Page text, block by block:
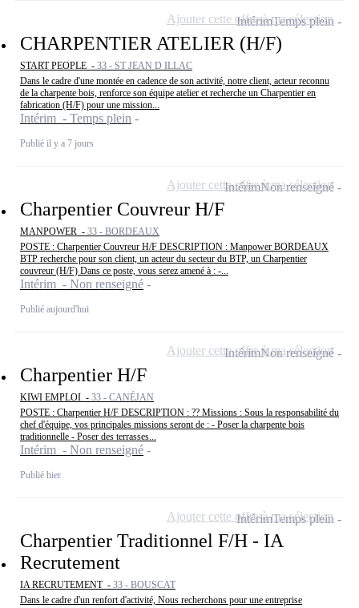
CHARPENTIER ATELIER (H/F)
START PEOPLE - 33 - ST JEAN D ILLAC
Dans le cadre d'une montée en cadence de son activité, notre client, acteur reconnu
de la charpente bois, renforce son équipe atelier et recherche un Charpentier en
fabrication (H/F) pour une mission...
Intérim - Temps plein
Publié il y a 7 jours
IntérimTemps plein
Ajouter cette offre à ma sélection
Charpentier Couvreur H/F
MANPOWER - 33 - BORDEAUX
POSTE : Charpentier Couvreur H/F DESCRIPTION : Manpower BORDEAUX
BTP recherche pour son client, un acteur du secteur du BTP, un Charpentier
couvreur (H/F) Dans ce poste, vous serez amené à : -...
Intérim - Non renseigné
Publié aujourd'hui
IntérimNon renseigné
Ajouter cette offre à ma sélection
Charpentier H/F
KIWI EMPLOI - 33 - CANÉJAN
POSTE : Charpentier H/F DESCRIPTION : ?? Missions : Sous la responsabilité du
chef d'équipe, vos principales missions seront de : - Poser la charpente bois
traditionnelle - Poser des terrasses...
Intérim - Non renseigné
Publié hier
IntérimNon renseigné
Ajouter cette offre à ma sélection
Charpentier Traditionnel F/H - IA
Recrutement
IA RECRUTEMENT - 33 - BOUSCAT
Dans le cadre d'un renfort d'activité, Nous recherchons pour une entreprise
IntérimTemps plein
Ajouter cette offre à ma sélection